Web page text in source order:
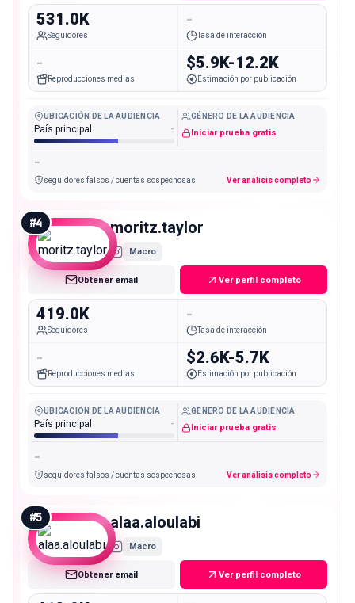
531.0K
Seguidores
-
Tasa de interacción
-
Reproducciones medias
$5.9K-12.2K
Estimación por publicación
UBICACIÓN DE LA AUDIENCIA
País principal -
GÉNERO DE LA AUDIENCIA
Iniciar prueba gratis
-
seguidores falsos / cuentas sospechosas Ver análisis completo
#4 moritz.taylor
Macro
Obtener email Ver perfil completo
419.0K
Seguidores
-
Tasa de interacción
-
Reproducciones medias
$2.6K-5.7K
Estimación por publicación
UBICACIÓN DE LA AUDIENCIA
País principal -
GÉNERO DE LA AUDIENCIA
Iniciar prueba gratis
-
seguidores falsos / cuentas sospechosas Ver análisis completo
#5 alaa.aloulabi
Macro
Obtener email Ver perfil completo